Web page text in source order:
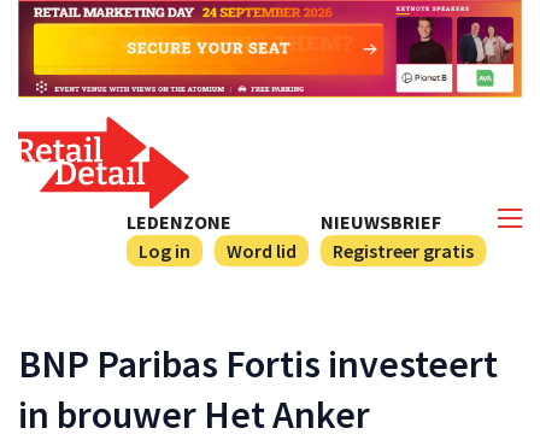
NIEUWSBRIEF
Registreer gratis
LEDENZONE
Log in
Word lid
BNP Paribas Fortis investeert
in brouwer Het Anker